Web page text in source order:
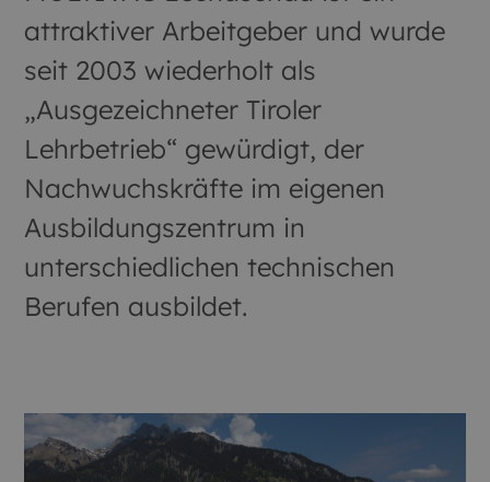
attraktiver Arbeitgeber und wurde
seit 2003 wiederholt als
„Ausgezeichneter Tiroler
Lehrbetrieb“ gewürdigt, der
Nachwuchskräfte im eigenen
Ausbildungszentrum in
unterschiedlichen technischen
Berufen ausbildet.